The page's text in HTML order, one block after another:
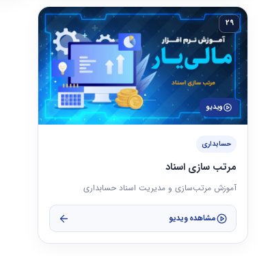
29
ویدیو
حسابداری
مرتب سازی اسناد
آموزش مرتب‌سازی و مدیریت اسناد حسابداری
مشاهده ویدیو